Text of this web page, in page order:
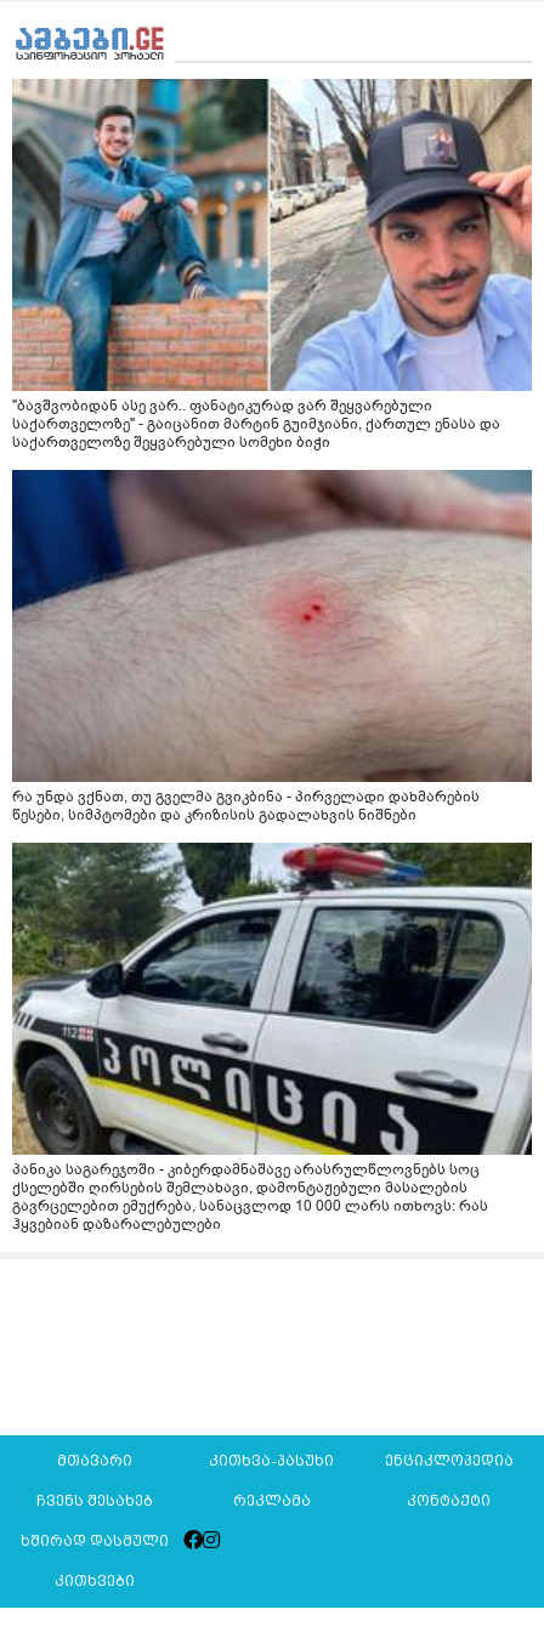
"ბავშვობიდან ასე ვარ.. ფანატიკურად ვარ შეყვარებული
საქართველოზე" - გაიცანით მარტინ გუიმჯიანი, ქართულ ენასა და
საქართველოზე შეყვარებული სომეხი ბიჭი
რა უნდა ვქნათ, თუ გველმა გვიკბინა - პირველადი დახმარების
წესები, სიმპტომები და კრიზისის გადალახვის ნიშნები
პანიკა საგარეჯოში - კიბერდამნაშავე არასრულწლოვნებს სოც
ქსელებში ღირსების შემლახავი, დამონტაჟებული მასალების
გავრცელებით ემუქრება, სანაცვლოდ 10 000 ლარს ითხოვს: რას
ჰყვებიან დაზარალებულები
მთავარი კითხვა-პასუხი ენციკლოპედია
ჩვენს შესახებ რეკლამა კონტაქტი
ხშირად დასმული
კითხვები